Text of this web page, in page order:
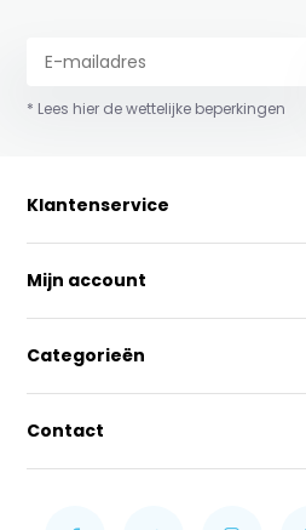
* Lees hier de wettelijke beperkingen
Klantenservice
Mijn account
Categorieën
Contact